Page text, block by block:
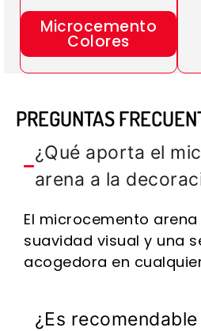
Microcemento
Colores
PREGUNTAS
¿Qué aporta el
arena a la
El microcemento
suavidad visual y una
acogedora en
¿Es recomendable